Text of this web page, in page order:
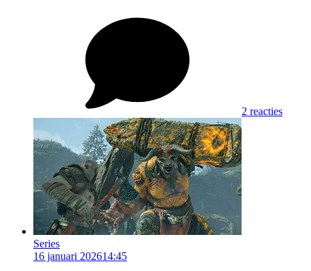
2 reacties
Series
16 januari 202614:45